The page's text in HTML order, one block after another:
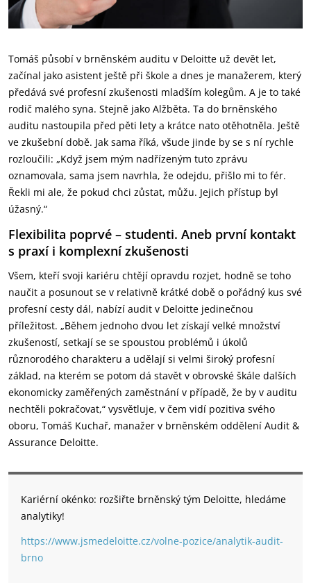
Tomáš působí v brněnském auditu v Deloitte už devět let,
začínal jako asistent ještě při škole a dnes je manažerem, který
předává své profesní zkušenosti mladším kolegům. A je to také
rodič malého syna. Stejně jako Alžběta. Ta do brněnského
auditu nastoupila před pěti lety a krátce nato otěhotněla. Ještě
ve zkušební době. Jak sama říká, všude jinde by se s ní rychle
rozloučili: „Když jsem mým nadřízeným tuto zprávu
oznamovala, sama jsem navrhla, že odejdu, přišlo mi to fér.
Řekli mi ale, že pokud chci zůstat, můžu. Jejich přístup byl
úžasný.“
Flexibilita poprvé – studenti. Aneb první kontakt
s praxí i komplexní zkušenosti
Všem, kteří svoji kariéru chtějí opravdu rozjet, hodně se toho
naučit a posunout se v relativně krátké době o pořádný kus své
profesní cesty dál, nabízí audit v Deloitte jedinečnou
příležitost. „Během jednoho dvou let získají velké množství
zkušeností, setkají se se spoustou problémů i úkolů
různorodého charakteru a udělají si velmi široký profesní
základ, na kterém se potom dá stavět v obrovské škále dalších
ekonomicky zaměřených zaměstnání v případě, že by v auditu
nechtěli pokračovat,“ vysvětluje, v čem vidí pozitiva svého
oboru, Tomáš Kuchař, manažer v brněnském oddělení Audit &
Assurance Deloitte.
Kariérní okénko: rozšiřte brněnský tým Deloitte, hledáme
analytiky!
https://www.jsmedeloitte.cz/volne-pozice/analytik-audit-
brno